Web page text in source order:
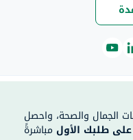
الجمال والصحة، واحصل